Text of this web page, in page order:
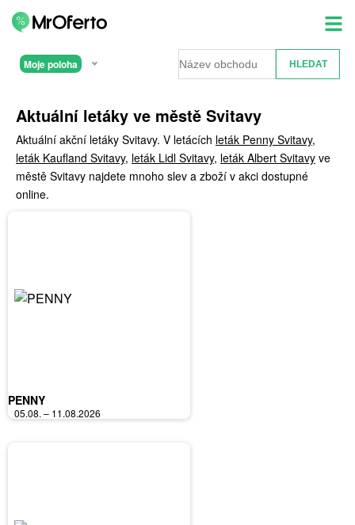
Moje poloha
Aktuální letáky ve městě Svitavy
Aktuální akční letáky Svitavy. V letácích leták Penny Svitavy,
leták Kaufland Svitavy, leták Lidl Svitavy, leták Albert Svitavy ve
městě Svitavy najdete mnoho slev a zboží v akci dostupné
online.
PENNY
05.08. – 11.08.2026